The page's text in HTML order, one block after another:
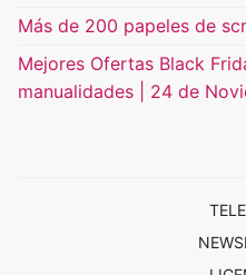
Más de 200 papeles de
Mejores Ofertas Black
manualidades | 24 de